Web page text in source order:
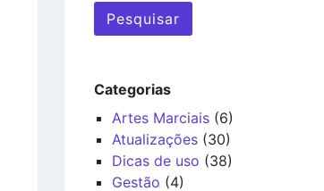
Pesquisar
Categorias
Artes Marciais (6)
Atualizações (30)
Dicas de uso (38)
Gestão (4)